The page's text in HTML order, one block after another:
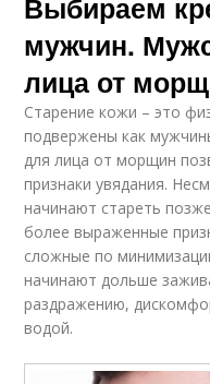
мужчин.
лица от
Старение кожи – это
подвержены как
для лица от морщин
признаки увядания.
начинают стареть
более выраженные
сложные по
начинают дольше
раздражению,
водой.